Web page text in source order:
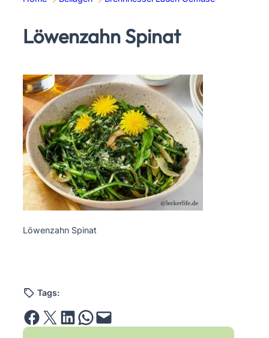
Löwenzahn Spinat
Löwenzahn Spinat
Tags:
Share on Facebook Email this Page Share on LinkedIn Share on WhatsApp Email this Page